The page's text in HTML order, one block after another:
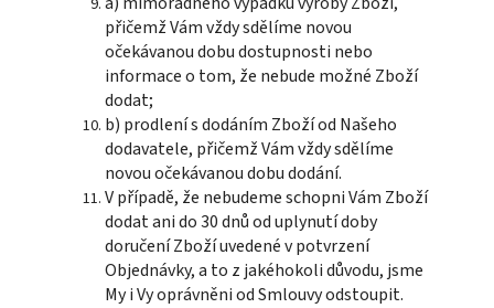
přičemž Vám vždy sdělíme novou
očekávanou dobu dostupnosti nebo
informace o tom, že nebude možné Zboží
dodat;
b) prodlení s dodáním Zboží od Našeho
dodavatele, přičemž Vám vždy sdělíme
novou očekávanou dobu dodání.
V případě, že nebudeme schopni Vám Zboží
dodat ani do 30 dnů od uplynutí doby
doručení Zboží uvedené v potvrzení
Objednávky, a to z jakéhokoli důvodu, jsme
My i Vy oprávněni od Smlouvy odstoupit.